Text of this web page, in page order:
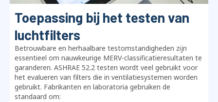
Toepassing bij het testen van
luchtfilters
Betrouwbare en herhaalbare testomstandigheden zijn
essentieel om nauwkeurige MERV-classificatieresultaten te
garanderen. ASHRAE 52.2 testen wordt veel gebruikt voor
het evalueren van filters die in ventilatiesystemen worden
gebruikt. Fabrikanten en laboratoria gebruiken de
standaard om: